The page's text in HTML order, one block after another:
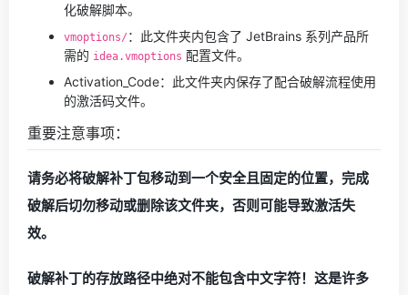
化破解脚本。
vmoptions/ ：此文件夹内包含了 JetBrains 系列产品所
需的 idea.vmoptions 配置文件。
Activation_Code：此文件夹内保存了配合破解流程使用
的激活码文件。
重要注意事项：
请务必将破解补丁包移动到一个安全且固定的位置，完成
破解后切勿移动或删除该文件夹，否则可能导致激活失
效。
破解补丁的存放路径中绝对不能包含中文字符！这是许多